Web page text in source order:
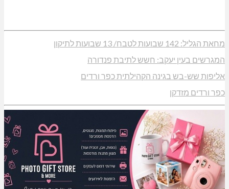
מחאת הגליל: 142 שבועות לטבח/ 13 שבועות לתיקון
המגרשים בעין יעקב: חשש לתיבת פנדורה
אליפות שש-בש בגינה הקהילתית כפר ורדים
כפר ורדים מזדקן